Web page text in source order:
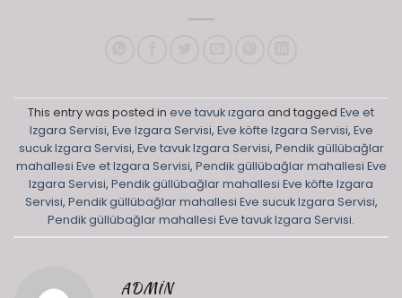
This entry was posted in eve tavuk ızgara and tagged Eve et
Izgara Servisi, Eve Izgara Servisi, Eve köfte Izgara Servisi, Eve
sucuk Izgara Servisi, Eve tavuk Izgara Servisi, Pendik güllübağlar
mahallesi Eve et Izgara Servisi, Pendik güllübağlar mahallesi Eve
Izgara Servisi, Pendik güllübağlar mahallesi Eve köfte Izgara
Servisi, Pendik güllübağlar mahallesi Eve sucuk Izgara Servisi,
Pendik güllübağlar mahallesi Eve tavuk Izgara Servisi.
ADMIN